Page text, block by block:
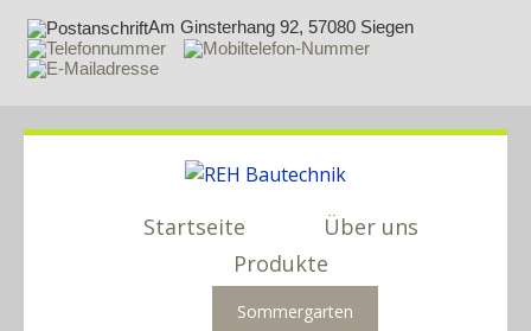
Am Ginsterhang 92, 57080 Siegen
Startseite
Über uns
Produkte
Sommergarten